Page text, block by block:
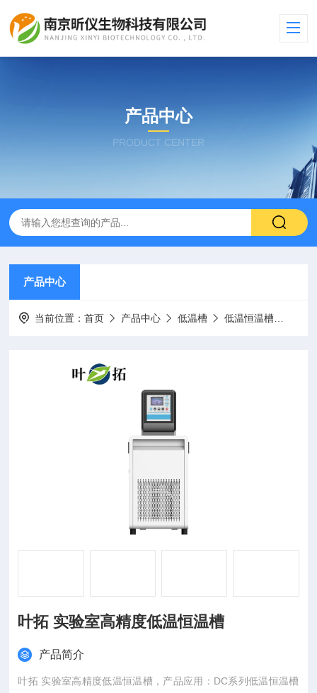
产品中心
PRODUCT CENTER
产品中心
当前位置：首页 产品中心 低温槽 低温恒温槽
叶拓 实验室高精度低温恒温槽
产品简介
叶拓 实验室高精度低温恒温槽，产品应用：DC系列低温恒温槽